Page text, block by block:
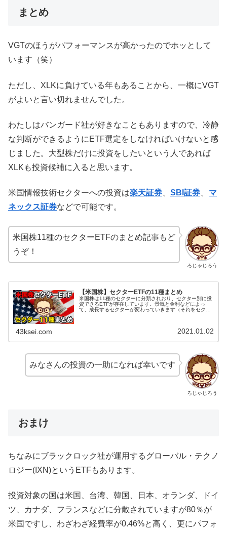
まとめ
VGTのほうがパフォーマンスが高かったのでホッとして
います（笑）
ただし、XLKに負けている年もあることから、一概にVGT
がよいと言い切れませんでした。
わたしはバンガード社が好きなこともありますので、冷静
な判断ができるようにETF選定をしなければいけないと感
じました。大型株だけに投資をしたいという人であれば
XLKも投資候補に入ると思います。
米国情報技術セクターへの投資は楽天証券、 SBI証券、
マ
ネックス証券などで可能です。
ろじゃじろう
米国株11種のセクターETFのまとめ記事もど
うぞ！
【米国株】セクターETFの11種まとめ
米国株は11種のセクターに分類されおり、セクター別に投
資できるETFが存在しています。景気と金利などによっ
て、成長するセクターが変わっていきます（それをセクタ
43ksei.com 2021.01.02
ろじゃじろう
みなさんの投資の一助になれば幸いです
おまけ
ちなみにブラックロック社が運用するグローバル・テクノ
ロジー(IXN)というETFもあります。
投資対象の国は米国、台湾、韓国、日本、オランダ、ドイ
ツ、カナダ、フランスなどに分散されていますが80％が
米国ですし、わざわざ経費率が0.46%と高く、更にパフォ